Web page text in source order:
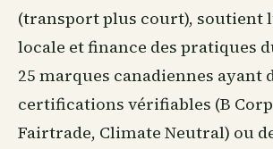
(transport plus court), soutient
locale et finance des pratiques
25 marques canadiennes ayant
certifications vérifiables (B
Fairtrade, Climate Neutral) ou